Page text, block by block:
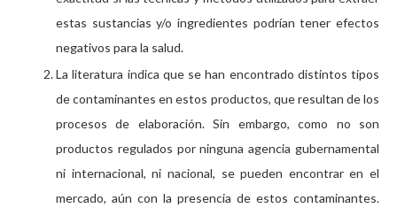
estas sustancias y/o ingredientes podrían tener efectos
negativos para la salud.
La literatura indica que se han encontrado distintos tipos
de contaminantes en estos productos, que resultan de los
procesos de elaboración. Sin embargo, como no son
productos regulados por ninguna agencia gubernamental
ni internacional, ni nacional, se pueden encontrar en el
mercado, aún con la presencia de estos contaminantes.